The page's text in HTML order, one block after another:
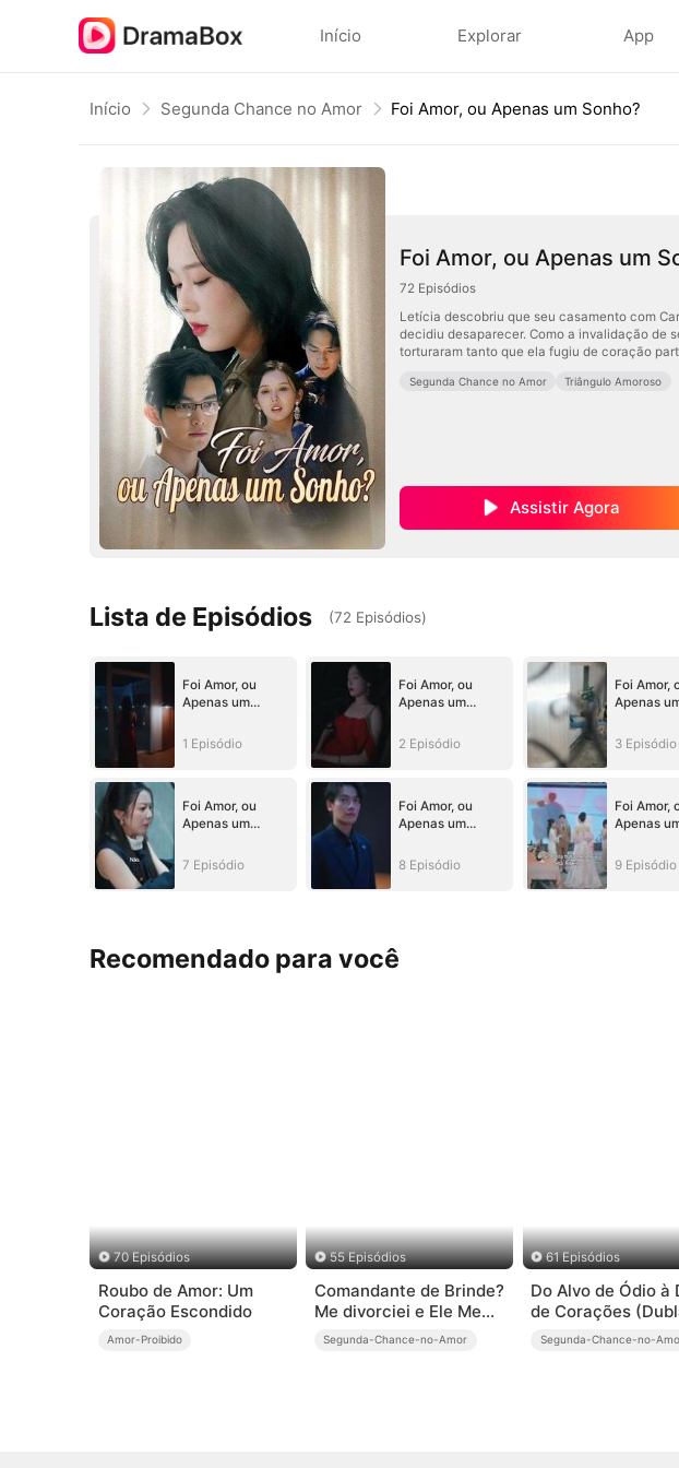
Início Explorar App
Início Segunda Chance no Amor Foi Amor, ou Apenas um Sonho?
Foi Amor, ou Apenas um
72 Episódios
Letícia descobriu que seu casamento com
decidiu desaparecer. Como a invalidação de
torturaram tanto que ela fugiu de coração
Segunda Chance no Amor Triângulo Amoroso
Assistir Agora
Lista de Episódios (72 Episódios)
Foi Amor, ou
Apenas um
1 Episódio
Foi Amor, ou
Apenas um
2 Episódio
Foi Amor,
Apenas
3 Episódio
Foi Amor, ou
Apenas um
7 Episódio
Foi Amor, ou
Apenas um
8 Episódio
Foi Amor,
Apenas
9 Episódio
Recomendado para você
70 Episódios
Roubo de Amor: Um
Coração Escondido
Amor-Proibido
55 Episódios
Comandante de Brinde?
Me divorciei e Ele Me
Pede de Volta!
(Dublado)
Segunda-Chance-no-Amor
61 Episódios
Do Alvo de Ódio à
de Corações
Segunda-Chance-no-